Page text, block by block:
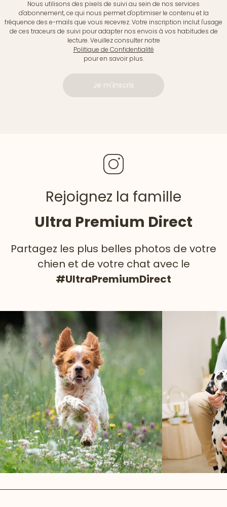
Nous utilisons des pixels de suivi au sein de nos services
d'abonnement, ce qui nous permet d'optimiser le contenu et la
fréquence des e-mails que vous recevrez. Votre inscription inclut l'usage
de ces traceurs de suivi pour adapter nos envois à vos habitudes de
lecture. Veuillez consulter notre
Politique de Confidentialité
pour en savoir plus.
Je m'inscris
Rejoignez la famille
Ultra Premium Direct
Partagez les plus belles photos de votre
chien et de votre chat avec le
#UltraPremiumDirect